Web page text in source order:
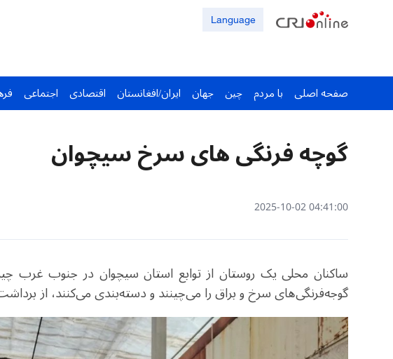
Language
صفحه اصلی با مردم چین جهان ایران/افغانستان اقتصادی اجتماعی
گوچه فرنگی های سرخ سیچوان
04:41:00 2025-10-02
ساکنان محلی یک روستان از توابع استان سیچوان در جنوب غرب
گوجه‌فرنگی‌های سرخ و براق را می‌چینند و دسته‌بندی می‌کنند، از